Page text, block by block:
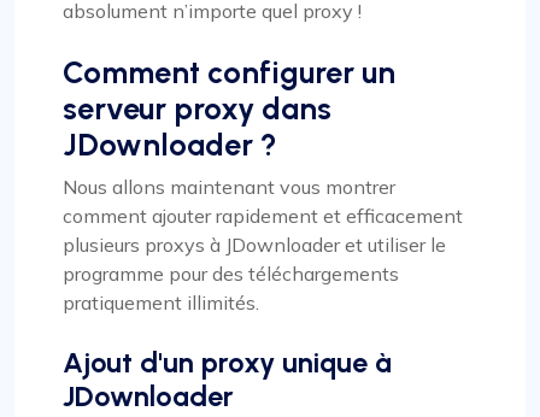
absolument n’importe quel proxy !
Comment configurer un
serveur proxy dans
JDownloader ?
Nous allons maintenant vous montrer
comment ajouter rapidement et efficacement
plusieurs proxys à JDownloader et utiliser le
programme pour des téléchargements
pratiquement illimités.
Ajout d'un proxy unique à
JDownloader